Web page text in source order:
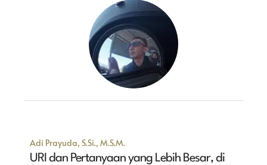
Adi Prayuda, S.Si., M.S.M.
URI dan Pertanyaan yang Lebih Besar, di